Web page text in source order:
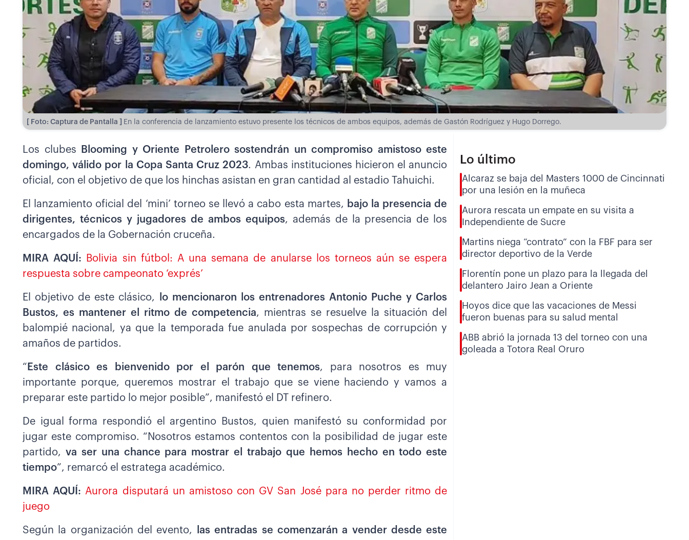
[ Foto: Captura de Pantalla ] En la conferencia de lanzamiento estuvo presente los técnicos de ambos equipos, además de Gastón Rodríguez y Hugo Dorrego.
Los clubes
Blooming y Oriente Petrolero sostendrán un compromiso amistoso este
domingo, válido por la Copa Santa Cruz 2023. Ambas instituciones hicieron el anuncio
oficial, con el objetivo de que los hinchas asistan en gran cantidad al estadio Tahuichi.
El lanzamiento oficial del ‘mini’ torneo se llevó a cabo esta martes, bajo la presencia de
dirigentes, técnicos y jugadores de ambos equipos, además de la presencia de los
encargados de la Gobernación cruceña.
MIRA AQUÍ:
Bolivia sin fútbol: A una semana de anularse los torneos aún se espera
respuesta sobre campeonato ‘exprés’
El objetivo de este clásico,
lo mencionaron los entrenadores Antonio Puche y Carlos
Bustos, es mantener el ritmo de competencia, mientras se resuelve la situación del
balompié nacional, ya que la temporada fue anulada por sospechas de corrupción y
amaños de partidos.
“ Este clásico es bienvenido por el parón que tenemos, para nosotros es muy
importante porque, queremos mostrar el trabajo que se viene haciendo y vamos a
preparar este partido lo mejor posible”, manifestó el DT refinero.
De igual forma respondió el argentino Bustos, quien manifestó su conformidad por
jugar este compromiso. “Nosotros estamos contentos con la posibilidad de jugar este
partido, va ser una chance para mostrar el trabajo que hemos hecho en todo este
tiempo”, remarcó el estratega académico.
MIRA AQUÍ: Aurora disputará un amistoso con GV San José para no perder ritmo de
juego
Según la organización del evento,
las entradas se comenzarán a vender desde este
Lo último
Alcaraz se baja del Masters 1000 de Cincinnati
por una lesión en la muñeca
Aurora rescata un empate en su visita a
Independiente de Sucre
Martins niega “contrato” con la FBF para ser
director deportivo de la Verde
Florentín pone un plazo para la llegada del
delantero Jairo Jean a Oriente
Hoyos dice que las vacaciones de Messi
fueron buenas para su salud mental
ABB abrió la jornada 13 del torneo con una
goleada a Totora Real Oruro